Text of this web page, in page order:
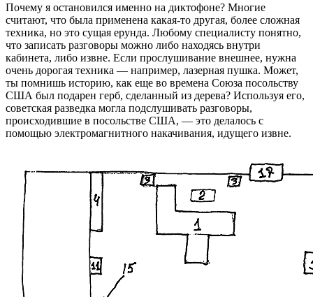
Почему я остановился именно на диктофоне? Многие
считают, что была применена какая-то другая, более сложная
техника, но это сущая ерунда. Любому специалисту понятно,
что записать разговоры можно либо находясь внутри
кабинета, либо извне. Если прослушивание внешнее, нужна
очень дорогая техника — например, лазерная пушка. Может,
ты помнишь историю, как еще во времена Союза посольству
США был подарен герб, сделанный из дерева? Используя его,
советская разведка могла подслушивать разговоры,
происходившие в посольстве США, — это делалось с
помощью электромагнитного накачивания, идущего извне.